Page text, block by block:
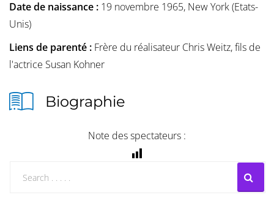
Date de naissance : 19 novembre 1965, New York (Etats-
Unis)
Liens de parenté : Frère du réalisateur Chris Weitz, fils de
l'actrice Susan Kohner
Biographie
Note des spectateurs :